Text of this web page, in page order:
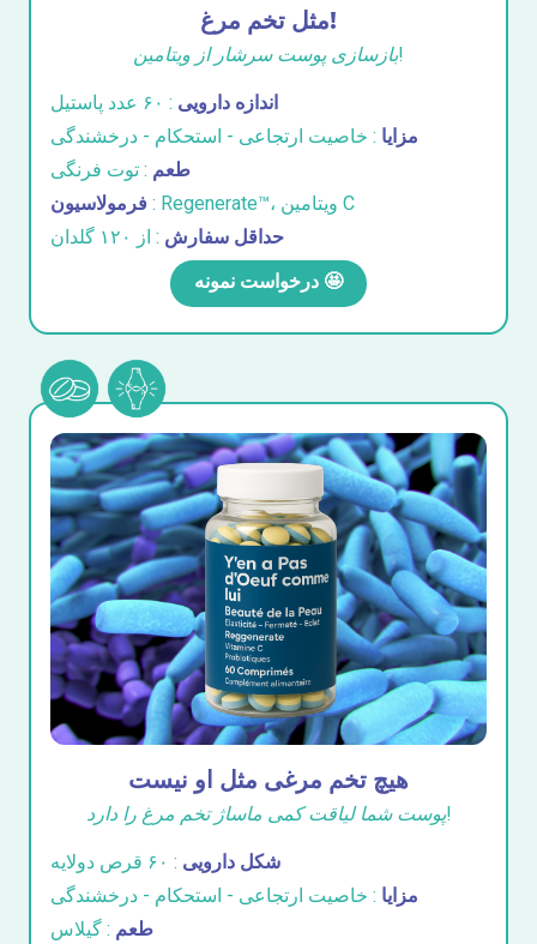
مثل تخم مرغ!
بازسازی پوست سرشار از ویتامین!
اندازه دارویی : ۶۰ عدد پاستیل
مزایا : خاصیت ارتجاعی - استحکام - درخشندگی
طعم : توت فرنگی
فرمولاسیون
: Regenerate™، ویتامین C
حداقل سفارش : از ۱۲۰ گلدان
درخواست نمونه 🤩
هیچ تخم مرغی مثل او نیست
پوست شما لیاقت کمی ماساژ تخم مرغ را دارد!
شکل دارویی : ۶۰ قرص دولایه
مزایا : خاصیت ارتجاعی - استحکام - درخشندگی
طعم : گیلاس